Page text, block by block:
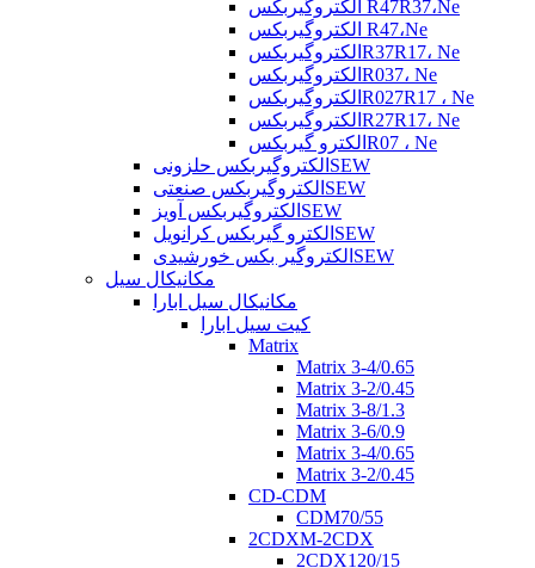
الکتروگیربکس R47R37،Ne
الکتروگیربکس R47،Ne
الکتروگیربکسR37R17، Ne
الکتروگیربکسR037، Ne
الکتروگیربکسR027R17 ، Ne
الکتروگیربکسR27R17، Ne
الکترو گیربکسR07 ، Ne
الکتروگیربکس حلزونیSEW
الکتروگیربکس صنعتیSEW
الکتروگیربکس آویزSEW
الکترو گیربکس کرانویلSEW
الکتروگیر بکس خورشیدیSEW
مکانیکال سیل
مکانیکال سیل ابارا
کیت سیل ابارا
Matrix
Matrix 3-4/0.65
Matrix 3-2/0.45
Matrix 3-8/1.3
Matrix 3-6/0.9
Matrix 3-4/0.65
Matrix 3-2/0.45
CD-CDM
CDM70/55
2CDXM-2CDX
2CDX120/15